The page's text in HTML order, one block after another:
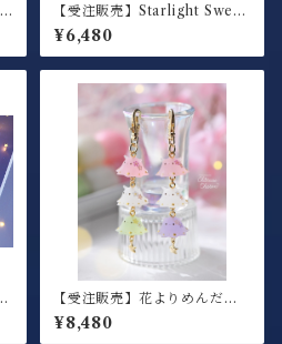
【受注販売】Starlight Sweet
s Box / スイーツキーホルダー
¥6,480
【受注販売】花よりめんだこ /
三連キーホルダー
¥8,480